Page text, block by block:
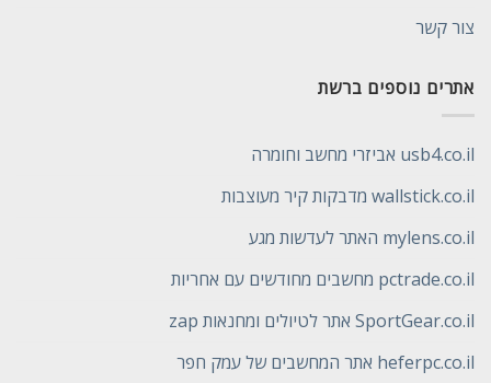
צור קשר
אתרים נוספים ברשת
usb4.co.il אביזרי מחשב וחומרה
wallstick.co.il מדבקות קיר מעוצבות
mylens.co.il האתר לעדשות מגע
pctrade.co.il מחשבים מחודשים עם אחריות
SportGear.co.il אתר לטיולים ומחנאות zap
heferpc.co.il אתר המחשבים של עמק חפר